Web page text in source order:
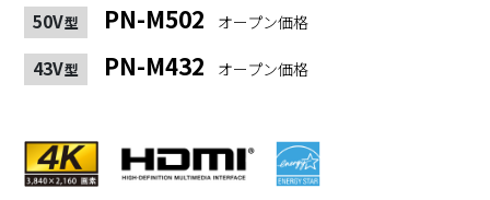
50V型 PN-M502 オープン価格
43V型 PN-M432 オープン価格